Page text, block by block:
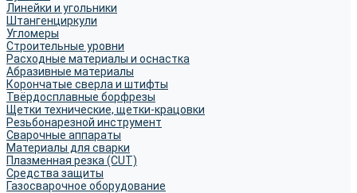
Линейки и угольники
Штангенциркули
Угломеры
Строительные уровни
Расходные материалы и оснастка
Абразивные материалы
Корончатые сверла и штифты
Твёрдосплавные борфрезы
Щетки технические, щетки-крацовки
Резьбонарезной инструмент
Сварочные аппараты
Материалы для сварки
Плазменная резка (CUT)
Средства защиты
Газосварочное оборудование